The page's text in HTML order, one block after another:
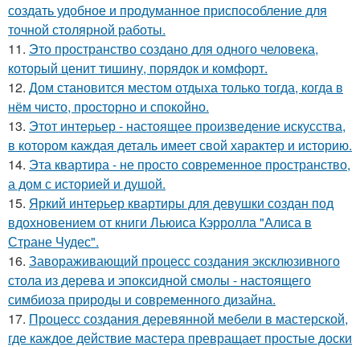
создать удобное и продуманное приспособление для
точной столярной работы.
11. Это пространство создано для одного человека,
который ценит тишину, порядок и комфорт.
12. Дом становится местом отдыха только тогда, когда в
нём чисто, просторно и спокойно.
13. Этот интерьер - настоящее произведение искусства,
в котором каждая деталь имеет свой характер и историю.
14. Эта квартира - не просто современное пространство,
а дом с историей и душой.
15. Яркий интерьер квартиры для девушки создан под
вдохновением от книги Льюиса Кэрролла "Алиса в
Стране Чудес".
16. Завораживающий процесс создания эксклюзивного
стола из дерева и эпоксидной смолы - настоящего
симбиоза природы и современного дизайна.
17. Процесс создания деревянной мебели в мастерской,
где каждое действие мастера превращает простые доски